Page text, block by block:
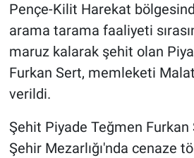
Pençe-Kilit Harekat
arama tarama faaliyeti
maruz kalarak şehit olan
Furkan Sert, memleketi
verildi.
Şehit Piyade Teğmen
Şehir Mezarlığı'nda cenaze